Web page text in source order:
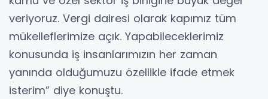
veriyoruz. Vergi dairesi olarak kapımız tüm
mükelleflerimize açık. Yapabileceklerimiz
konusunda iş insanlarımızın her zaman
yanında olduğumuzu özellikle ifade etmek
isterim” diye konuştu.